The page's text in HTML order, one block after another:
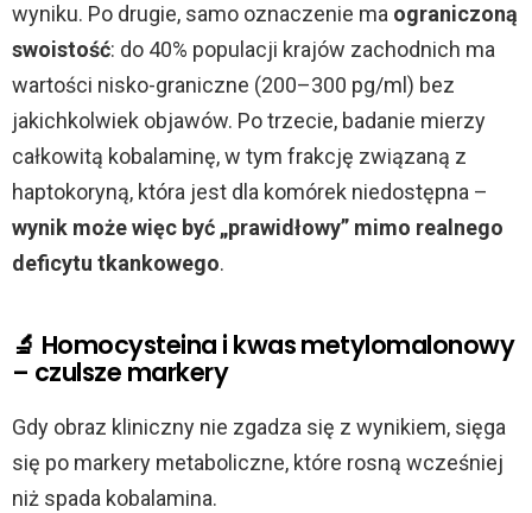
wyniku. Po drugie, samo oznaczenie ma ograniczoną
swoistość: do 40% populacji krajów zachodnich ma
wartości nisko-graniczne (200–300 pg/ml) bez
jakichkolwiek objawów. Po trzecie, badanie mierzy
całkowitą kobalaminę, w tym frakcję związaną z
haptokoryną, która jest dla komórek niedostępna –
wynik może więc być „prawidłowy” mimo realnego
deficytu tkankowego.
🔬 Homocysteina i kwas metylomalonowy
– czulsze markery
Gdy obraz kliniczny nie zgadza się z wynikiem, sięga
się po markery metaboliczne, które rosną wcześniej
niż spada kobalamina.